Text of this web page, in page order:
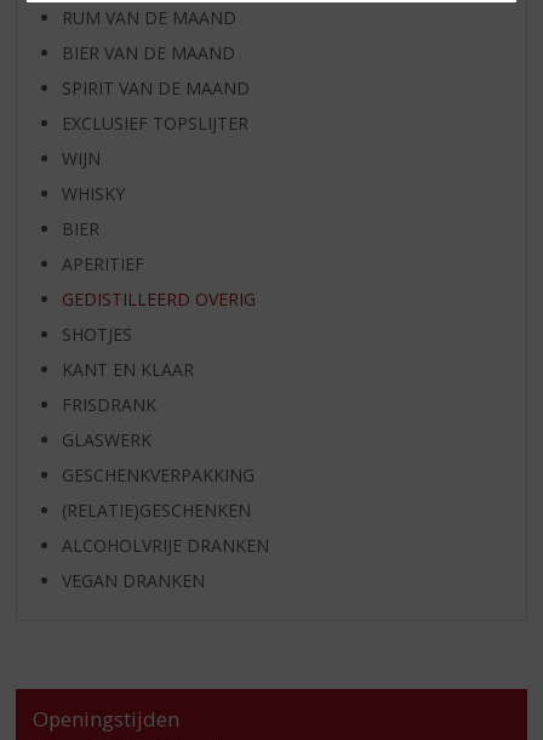
RUM VAN DE MAAND
BIER VAN DE MAAND
SPIRIT VAN DE MAAND
EXCLUSIEF TOPSLIJTER
WIJN
WHISKY
BIER
APERITIEF
GEDISTILLEERD OVERIG
SHOTJES
KANT EN KLAAR
FRISDRANK
GLASWERK
GESCHENKVERPAKKING
(RELATIE)GESCHENKEN
ALCOHOLVRIJE DRANKEN
VEGAN DRANKEN
Openingstijden